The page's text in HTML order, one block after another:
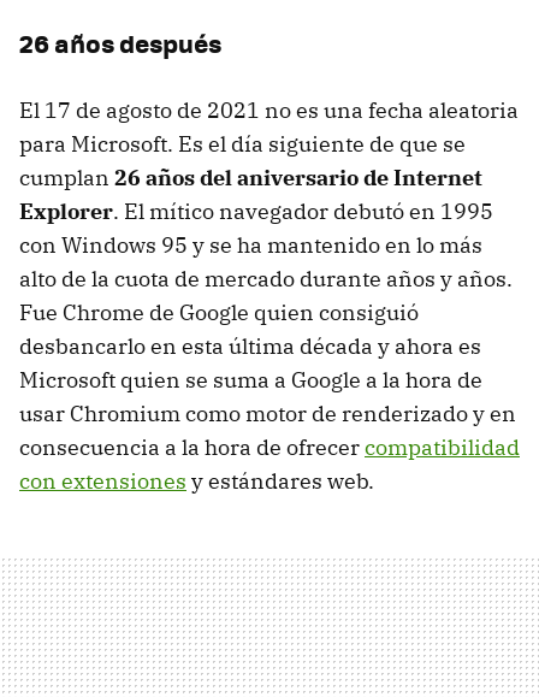
26 años después
El 17 de agosto de 2021 no es una fecha aleatoria
para Microsoft. Es el día siguiente de que se
cumplan 26 años del aniversario de Internet
Explorer. El mítico navegador debutó en 1995
con Windows 95 y se ha mantenido en lo más
alto de la cuota de mercado durante años y años.
Fue Chrome de Google quien consiguió
desbancarlo en esta última década y ahora es
Microsoft quien se suma a Google a la hora de
usar Chromium como motor de renderizado y en
consecuencia a la hora de ofrecercompatibilidad
con extensiones y estándares web.